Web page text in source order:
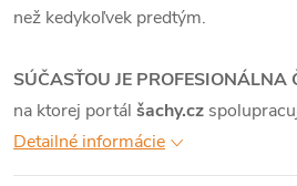
než kedykoľvek predtým.
SÚČASŤOU JE
na ktorej portál šachy.cz
Detailné informácie